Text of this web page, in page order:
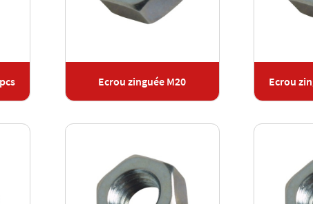
Ecrou zinguée M20 Ecrou